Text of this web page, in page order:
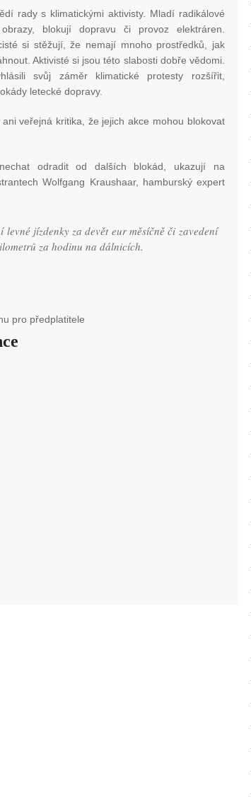
rady s klimatickými aktivisty. Mladí radikálové
blokují dopravu či provoz elektráren.
si stěžují, že nemají mnoho prostředků, jak
Aktivisté si jsou této slabosti dobře vědomi.
svůj záměr klimatické protesty rozšířit,
letecké dopravy.
veřejná kritika, že jejich akce mohou blokovat
odradit od dalších blokád, ukazují na
Wolfgang Kraushaar, hamburský expert
jízdenky za devět eur měsíčně či zavedení
za hodinu na dálnicích.
pro předplatitele